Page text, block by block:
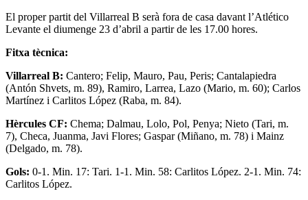
El proper partit del Villarreal B serà fora de casa davant l’Atlético
Levante el diumenge 23 d’abril a partir de les 17.00 hores.
Fitxa tècnica:
Villarreal B: Cantero; Felip, Mauro, Pau, Peris; Cantalapiedra
(Antón Shvets, m. 89), Ramiro, Larrea, Lazo (Mario, m. 60); Carlos
Martínez i Carlitos López (Raba, m. 84).
Hèrcules CF: Chema; Dalmau, Lolo, Pol, Penya; Nieto (Tari, m.
7), Checa, Juanma, Javi Flores; Gaspar (Miñano, m. 78) i Mainz
(Delgado, m. 78).
Gols: 0-1. Min. 17: Tari. 1-1. Min. 58: Carlitos López. 2-1. Min. 74:
Carlitos López.